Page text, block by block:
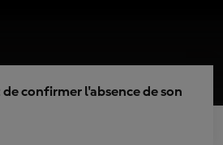
confirmer l'absence de son